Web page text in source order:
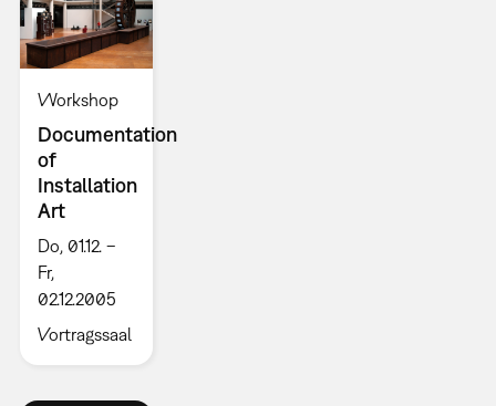
Workshop
Documentation
of
Installation
Art
Do, 01.12. –
Fr,
02.12.2005
Vortragssaal